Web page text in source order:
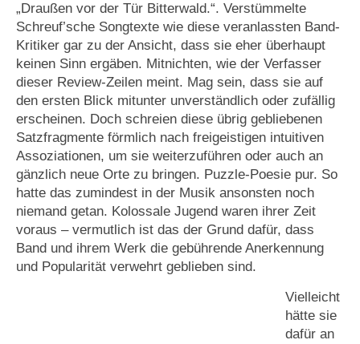
„Draußen vor der Tür Bitterwald.“. Verstümmelte
Schreuf’sche Songtexte wie diese veranlassten Band-
Kritiker gar zu der Ansicht, dass sie eher überhaupt
keinen Sinn ergäben. Mitnichten, wie der Verfasser
dieser Review-Zeilen meint. Mag sein, dass sie auf
den ersten Blick mitunter unverständlich oder zufällig
erscheinen. Doch schreien diese übrig gebliebenen
Satzfragmente förmlich nach freigeistigen intuitiven
Assoziationen, um sie weiterzuführen oder auch an
gänzlich neue Orte zu bringen. Puzzle-Poesie pur. So
hatte das zumindest in der Musik ansonsten noch
niemand getan. Kolossale Jugend waren ihrer Zeit
voraus – vermutlich ist das der Grund dafür, dass
Band und ihrem Werk die gebührende Anerkennung
und Popularität verwehrt geblieben sind.
Vielleicht
hätte sie
dafür an